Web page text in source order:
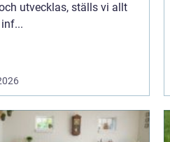
utvecklas, ställs vi allt